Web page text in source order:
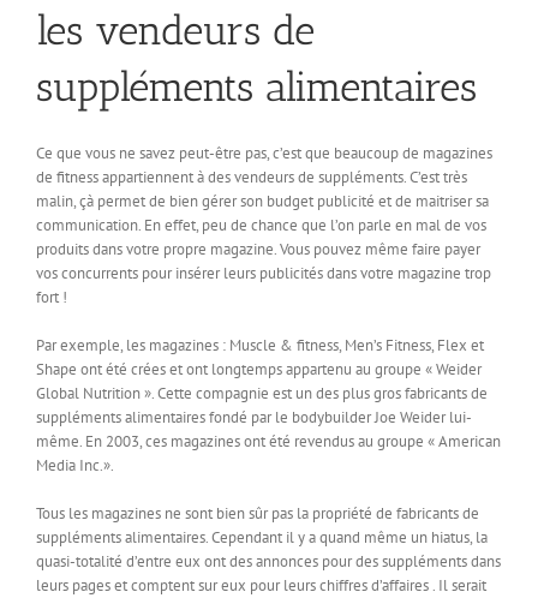
les vendeurs de
suppléments alimentaires
Ce que vous ne savez peut-être pas, c’est que beaucoup de magazines
de fitness appartiennent à des vendeurs de suppléments. C’est très
malin, çà permet de bien gérer son budget publicité et de maitriser sa
communication. En effet, peu de chance que l’on parle en mal de vos
produits dans votre propre magazine. Vous pouvez même faire payer
vos concurrents pour insérer leurs publicités dans votre magazine trop
fort !
Par exemple, les magazines : Muscle & fitness, Men’s Fitness, Flex et
Shape ont été crées et ont longtemps appartenu au groupe « Weider
Global Nutrition ». Cette compagnie est un des plus gros fabricants de
suppléments alimentaires fondé par le bodybuilder Joe Weider lui-
même. En 2003, ces magazines ont été revendus au groupe « American
Media Inc.».
Tous les magazines ne sont bien sûr pas la propriété de fabricants de
suppléments alimentaires. Cependant il y a quand même un hiatus, la
quasi-totalité d’entre eux ont des annonces pour des suppléments dans
leurs pages et comptent sur eux pour leurs chiffres d’affaires . Il serait